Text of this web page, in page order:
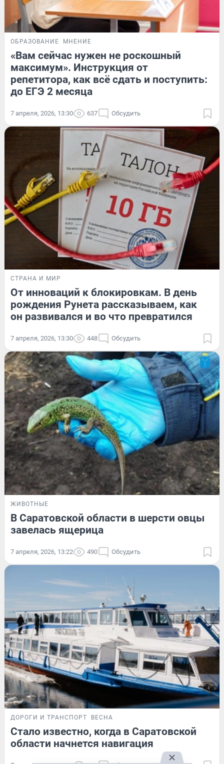
ОБРАЗОВАНИЕ МНЕНИЕ
«Вам сейчас нужен не роскошный
максимум». Инструкция от
репетитора, как всё сдать и поступить:
до ЕГЭ 2 месяца
7 апреля, 2026, 13:30 637 Обсудить
СТРАНА И МИР
От инноваций к блокировкам. В день
рождения Рунета рассказываем, как
он развивался и во что превратился
7 апреля, 2026, 13:30 448 Обсудить
ЖИВОТНЫЕ
В Саратовской области в шерсти овцы
завелась ящерица
7 апреля, 2026, 13:22 490 Обсудить
ДОРОГИ И ТРАНСПОРТ ВЕСНА
Стало известно, когда в Саратовской
области начнется навигация